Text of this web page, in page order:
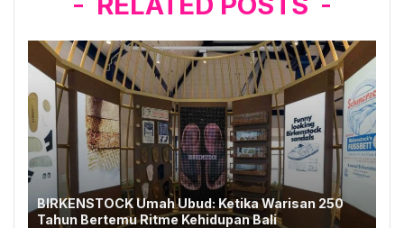
BIRKENSTOCK Umah Ubud: Ketika Warisan 250
Tahun Bertemu Ritme Kehidupan Bali